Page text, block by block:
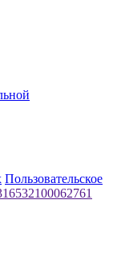
Пользовательское